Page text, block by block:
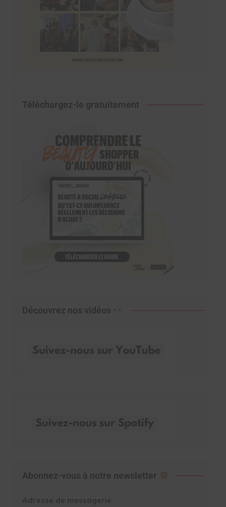
Téléchargez-le gratuitement
Découvrez nos vidéos
Abonnez-vous à notre newsletter
Adresse de messagerie